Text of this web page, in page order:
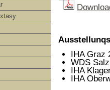
IHA Graz
WDS
IHA
IHA